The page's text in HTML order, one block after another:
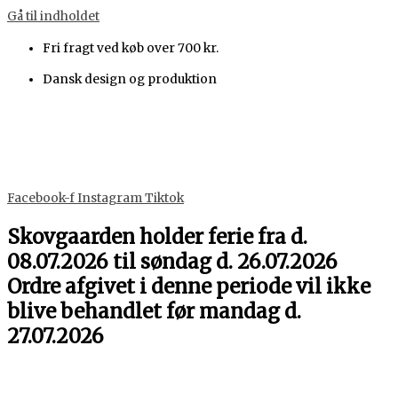
Gå til indholdet
Fri fragt ved køb over 700 kr.
Dansk design og produktion
Facebook-fInstagramTiktok
Skovgaarden holder ferie fra d.
08.07.2026 til søndag d. 26.07.2026
Ordre afgivet i denne periode vil ikke
blive behandlet før mandag d.
27.07.2026